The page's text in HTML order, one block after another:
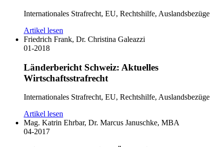
Internationales Strafrecht, EU, Rechtshilfe, Auslandsbezüge
Artikel lesen
Friedrich Frank, Dr. Christina Galeazzi
01-2018
Länderbericht Schweiz: Aktuelles
Wirtschaftsstrafrecht
Internationales Strafrecht, EU, Rechtshilfe, Auslandsbezüge
Artikel lesen
Mag. Katrin Ehrbar, Dr. Marcus Januschke, MBA
04-2017